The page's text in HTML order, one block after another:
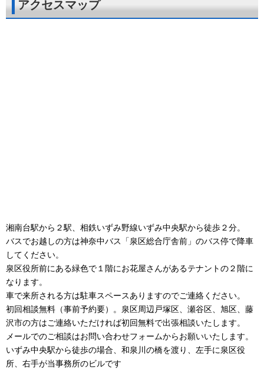
アクセスマップ
湘南台駅から２駅、相鉄いずみ野線いずみ中央駅から徒歩２分。
バスでお越しの方は神奈中バス「泉区総合庁舎前」のバス停で降車
してください。
泉区役所前にある緑色で１階にお花屋さんがあるテナントの２階に
なります。
車で来所される方は駐車スペースありますのでご連絡ください。
初回相談無料（事前予約要）。泉区周辺戸塚区、瀬谷区、旭区、藤
沢市の方はご連絡いただければ初回無料で出張相談いたします。
メールでのご相談はお問い合わせフォームからお願いいたします。
いずみ中央駅から徒歩の場合、和泉川の橋を渡り、左手に泉区役
所、右手が当事務所のビルです